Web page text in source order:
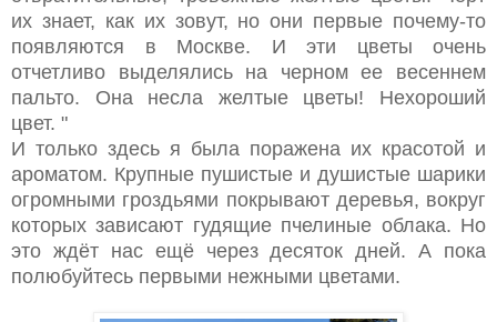
их знает, как их зовут, но они первые почему-то
появляются в Москве. И эти цветы очень
отчетливо выделялись на черном ее весеннем
пальто. Она несла желтые цветы! Нехороший
цвет. "
И только здесь я была поражена их красотой и
ароматом. Крупные пушистые и душистые шарики
огромными гроздьями покрывают деревья, вокруг
которых зависают гудящие пчелиные облака. Но
это ждёт нас ещё через десяток дней. А пока
полюбуйтесь первыми нежными цветами.